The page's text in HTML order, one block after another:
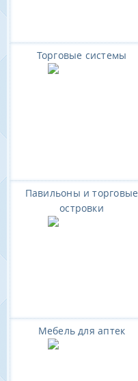
Торговые системы
Павильоны и торговые
островки
Мебель для аптек